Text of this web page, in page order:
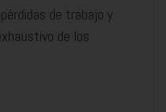
de trabajo y
de los